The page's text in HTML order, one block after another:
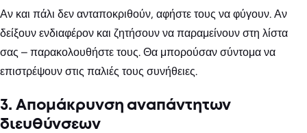
Αν και πάλι δεν ανταποκριθούν, αφήστε τους να φύγουν. Αν
δείξουν ενδιαφέρον και ζητήσουν να παραμείνουν στη λίστα
σας – παρακολουθήστε τους. Θα μπορούσαν σύντομα να
επιστρέψουν στις παλιές τους συνήθειες.
3. Απομάκρυνση αναπάντητων
διευθύνσεων